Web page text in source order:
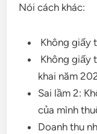
Nói cách khác:
Không giấy
Không giấy
khai năm
Sai lầm 2:
của mình
Doanh thu